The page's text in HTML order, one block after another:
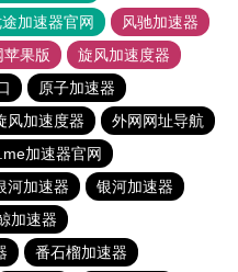
加速器官网
风驰加速器
果版
旋风加速度器
原子加速器
风加速度器
外网网址导航
加速器官网
河加速器
银河加速器
加速器
番石榴加速器